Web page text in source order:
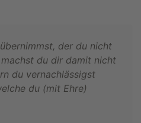
der du nicht
du dir damit nicht
du vernachlässigst
du (mit Ehre)